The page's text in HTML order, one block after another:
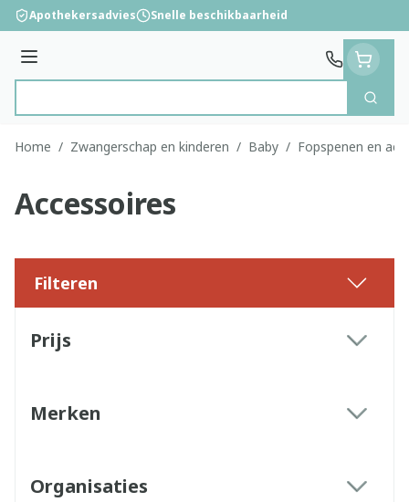
Ga naar de inhoud
Apothekersadvies Snelle beschikbaarheid
Menu
Zoek
Home / Zwangerschap en kinderen / Baby / Fopspenen en
Accessoires
Filteren
Prijs
Merken
Organisaties